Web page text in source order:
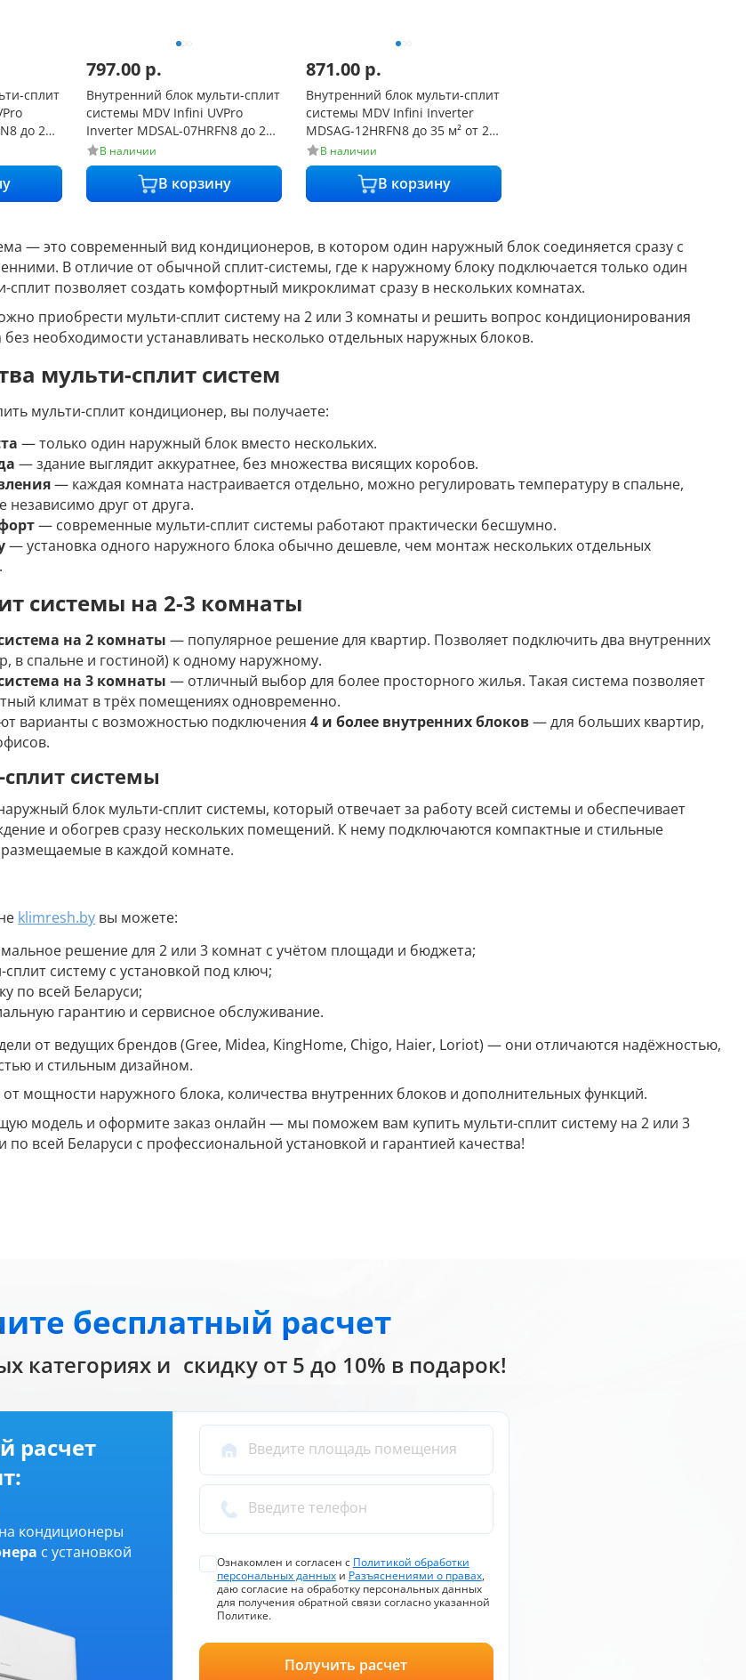
сплит
до 25
797.00 р.
Внутренний блок мульти-сплит
системы MDV Infini UVPro
Inverter MDSAL-07HRFN8 до 20
м² от 20 дБ
В наличии
В корзину
871.00 р.
Внутренний блок мульти-сплит
системы MDV Infini Inverter
MDSAG-12HRFN8 до 35 м² от 21
дБВ наличии
В корзину
— это современный вид кондиционеров, в котором один наружный блок соединяется сразу с
В отличие от обычной сплит-системы, где к наружному блоку подключается только один
сплит позволяет создать комфортный микроклимат сразу в нескольких комнатах.
приобрести мульти-сплит систему на 2 или 3 комнаты и решить вопрос кондиционирования
необходимости устанавливать несколько отдельных наружных блоков.
мульти-сплит систем
мульти-сплит кондиционер, вы получаете:
— только один наружный блок вместо нескольких.
— здание выглядит аккуратнее, без множества висящих коробов.
— каждая комната настраивается отдельно, можно регулировать температуру в спальне,
независимо друг от друга.
— современные мульти-сплит системы работают практически бесшумно.
— установка одного наружного блока обычно дешевле, чем монтаж нескольких отдельных
системы на 2-3 комнаты
на 2 комнаты — популярное решение для квартир. Позволяет подключить два внутренних
в спальне и гостиной) к одному наружному.
на 3 комнаты — отличный выбор для более просторного жилья. Такая система позволяет
климат в трёх помещениях одновременно.
варианты с возможностью подключения 4 и более внутренних блоков— для больших квартир,
системы
блок мульти-сплит системы, который отвечает за работу всей системы и обеспечивает
и обогрев сразу нескольких помещений. К нему подключаются компактные и стильные
в каждой комнате.
klimresh.by вы можете:
решение для 2 или 3 комнат с учётом площади и бюджета;
сплит систему с установкой под ключ;
по всей Беларуси;
гарантию и сервисное обслуживание.
от ведущих брендов (Gree, Midea, KingHome, Chigo, Haier, Loriot) — они отличаются надёжностью,
и стильным дизайном.
от мощности наружного блока, количества внутренних блоков и дополнительных функций.
модель и оформите заказ онлайн — мы поможем вам купить мульти-сплит систему на 2 или 3
всей Беларуси с профессиональной установкой и гарантией качества!
бесплатный расчет
категориях и скидку от 5 до 10% в подарок!
расчет
на кондиционеры
с установкой
Введите площадь помещения
Введите телефон
Ознакомлен и согласен с Политикой обработки
персональных данныхи Разъяснениями о правах,
даю согласие на обработку персональных данных
для получения обратной связи согласно указанной
Политике.
Получить расчет